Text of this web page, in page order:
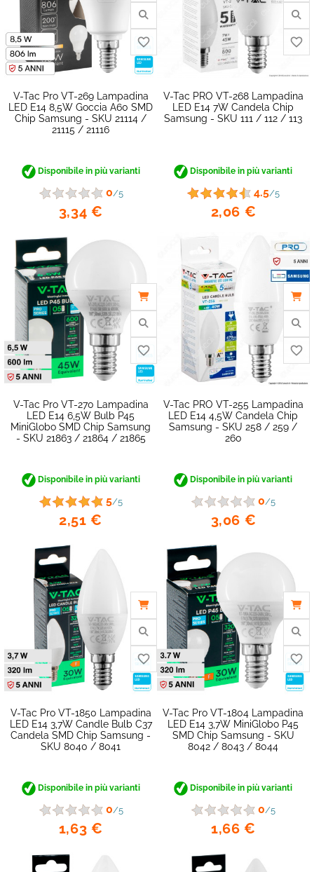
V-Tac Pro VT-269 Lampadina
LED E14 8,5W Goccia A60 SMD
Chip Samsung - SKU 21114 /
21115 / 21116
Disponibile in più varianti
0/5
3,34 €
favorite_border
V-Tac PRO VT-268 Lampadina
LED E14 7W Candela Chip
Samsung - SKU 111 / 112 / 113
Disponibile in più varianti
4.5/5
2,06 €
V-Tac Pro VT-270 Lampadina
LED E14 6,5W Bulb P45
MiniGlobo SMD Chip Samsung
- SKU 21863 / 21864 / 21865
Disponibile in più varianti
5/5
2,51 €
favorite_border
V-Tac PRO VT-255 Lampadina
LED E14 4,5W Candela Chip
Samsung - SKU 258 / 259 /
260
Disponibile in più varianti
0/5
3,06 €
V-Tac Pro VT-1850 Lampadina
LED E14 3,7W Candle Bulb C37
Candela SMD Chip Samsung -
SKU 8040 / 8041
Disponibile in più varianti
0/5
1,63 €
V-Tac Pro VT-1804 Lampadina
LED E14 3,7W MiniGlobo P45
SMD Chip Samsung - SKU
8042 / 8043 / 8044
Disponibile in più varianti
0/5
1,66 €